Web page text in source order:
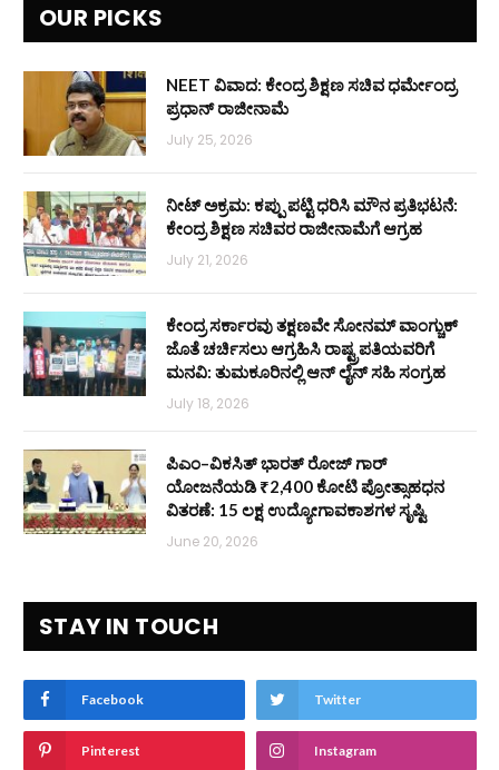
OUR PICKS
NEET ವಿವಾದ: ಕೇಂದ್ರ ಶಿಕ್ಷಣ ಸಚಿವ ಧರ್ಮೇಂದ್ರ
ಪ್ರಧಾನ್ ರಾಜೀನಾಮೆ
July 25, 2026
ನೀಟ್ ಅಕ್ರಮ: ಕಪ್ಪು ಪಟ್ಟಿ ಧರಿಸಿ ಮೌನ ಪ್ರತಿಭಟನೆ:
ಕೇಂದ್ರ ಶಿಕ್ಷಣ ಸಚಿವರ ರಾಜೀನಾಮೆಗೆ ಆಗ್ರಹ
July 21, 2026
ಕೇಂದ್ರ ಸರ್ಕಾರವು ತಕ್ಷಣವೇ ಸೋನಮ್ ವಾಂಗ್ಚುಕ್
ಜೊತೆ ಚರ್ಚಿಸಲು ಆಗ್ರಹಿಸಿ ರಾಷ್ಟ್ರಪತಿಯವರಿಗೆ
ಮನವಿ: ತುಮಕೂರಿನಲ್ಲಿ ಆನ್‌ ಲೈನ್ ಸಹಿ ಸಂಗ್ರಹ
July 18, 2026
ಪಿಎಂ–ವಿಕಸಿತ್ ಭಾರತ್ ರೋಜ್‌ ಗಾರ್
ಯೋಜನೆಯಡಿ ₹2,400 ಕೋಟಿ ಪ್ರೋತ್ಸಾಹಧನ
ವಿತರಣೆ: 15 ಲಕ್ಷ ಉದ್ಯೋಗಾವಕಾಶಗಳ ಸೃಷ್ಟಿ
June 20, 2026
STAY IN TOUCH
Facebook Twitter
Pinterest Instagram